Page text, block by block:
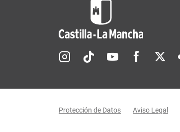
Redes sociales JCCM
Protección de Datos Aviso Legal